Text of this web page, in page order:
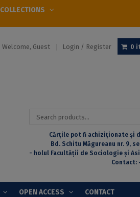
COLLECTIONS
Welcome, Guest Login / Register 0
Search
Cărțile pot fi achiziționate și
Bd. Schitu Măgureanu nr. 9,
- holul Facultății de Sociologie și
Contact:
OPEN ACCESS CONTACT